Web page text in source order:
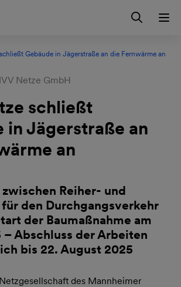
springen
springenspringen
Login
Gebäude in Jägerstraße an die Fernwärme an
Netze GmbH
schließt
in Jägerstraße an
an
Reiher- und
den Durchgangsverkehr
der Baumaßnahme am
– Abschluss der Arbeiten
bis 22. August 2025
des Mannheimer